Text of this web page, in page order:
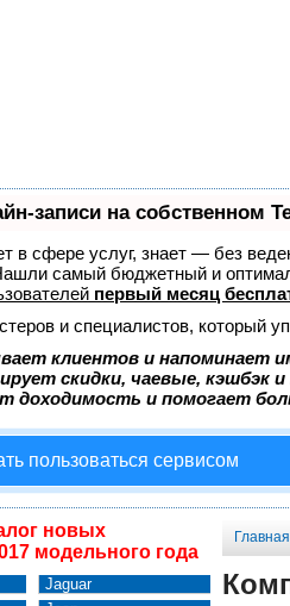
записи на собственном
в сфере услуг, знает — без
самый бюджетный и
первый месяц
и специалистов, который
клиентов и напоминает
скидки, чаевые, кэшбэк
доходимость и помогает
пользоваться сервисом
новых
модельного года
Jaguar
Главная